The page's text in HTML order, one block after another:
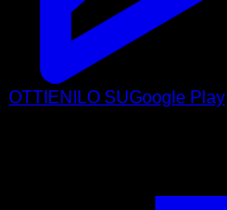
OTTIENILO SUGoogle Play